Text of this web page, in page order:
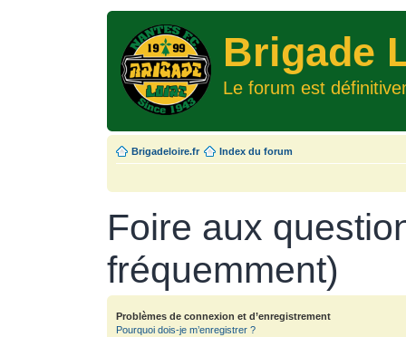
Brigade
Le forum est
Brigadeloire.fr Index du forum
Foire aux
fréquemment)
Problèmes de connexion et d’enregistrement
Pourquoi dois-je m’enregistrer ?